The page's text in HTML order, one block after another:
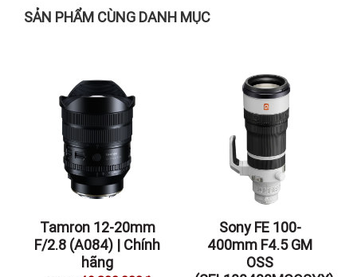
SẢN PHẨM CÙNG DANH MỤC
Tamron 12-20mm
F/2.8 (A084) | Chính
hãng
Sony FE 100-
400mm F4.5 GM
OSS